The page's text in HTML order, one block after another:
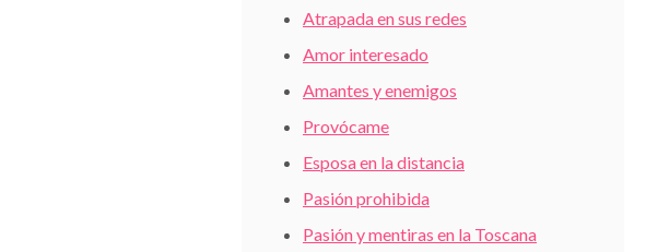
Atrapada en sus redes
Amor interesado
Amantes y enemigos
Provócame
Esposa en la distancia
Pasión prohibida
Pasión y mentiras en la Toscana